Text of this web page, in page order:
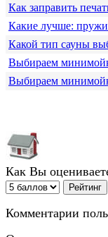
Как заправить
Какие лучше:
Какой тип сауны
Выбираем
Выбираем
Как Вы
Комментарии